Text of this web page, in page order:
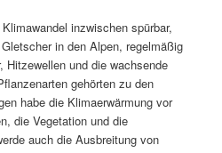
inzwischen spürbar,
in den Alpen, regelmäßig
Hitzewellen und die wachsende
gehörten zu den
habe die Klimaerwärmung vor
die Vegetation und die
auch die Ausbreitung von